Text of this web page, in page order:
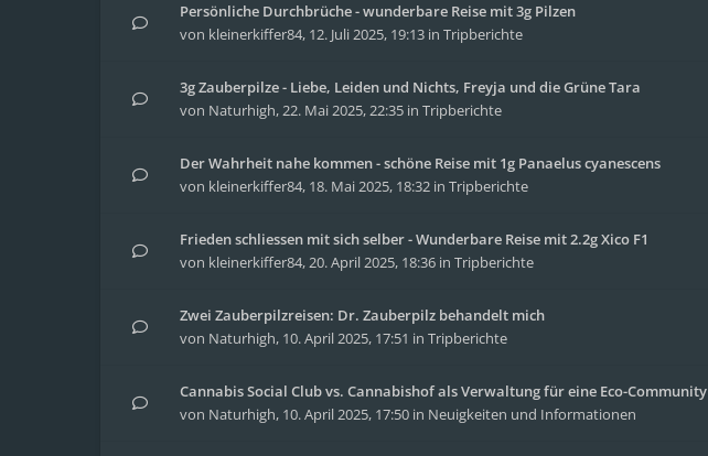
Persönliche Durchbrüche - wunderbare Reise mit 3g Pilzen
von kleinerkiffer84, 12. Juli 2025, 19:13 in Tripberichte
3g Zauberpilze - Liebe, Leiden und Nichts, Freyja und die Grüne Tara
von Naturhigh,22. Mai 2025, 22:35 in Tripberichte
Der Wahrheit nahe kommen - schöne Reise mit 1g Panaelus cyanescens
von kleinerkiffer84, 18. Mai 2025, 18:32 in Tripberichte
Frieden schliessen mit sich selber - Wunderbare Reise mit 2.2g Xico F1
von kleinerkiffer84,20. April 2025, 18:36 in Tripberichte
Zwei Zauberpilzreisen: Dr. Zauberpilz behandelt mich
von Naturhigh, 10. April 2025, 17:51 in Tripberichte
Cannabis Social Club vs. Cannabishof als Verwaltung für eine Eco-Community
von Naturhigh, 10. April 2025, 17:50 in Neuigkeiten und Informationen